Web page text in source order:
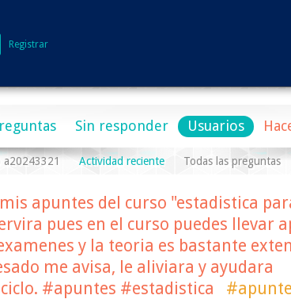
Registrar
Sin responder Usuarios
a20243321 Actividad reciente Todas las preguntas
apuntes del curso "estadistica
pues en el curso puedes llevar
y la teoria es bastante
me avisa, le aliviara y ayudara
#apuntes #estadistica